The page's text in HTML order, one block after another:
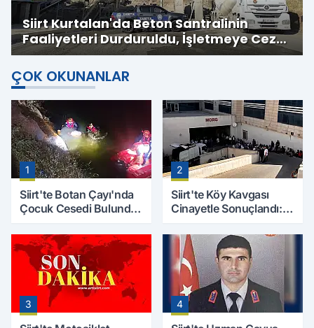
Siirt Kurtalan'da Beton Santralinin
Faaliyetleri Durduruldu, İşletmeye Cezai
İşlem Uygulandı
ÇOK OKUNANLAR
1
Siirt'te Botan Çayı'nda
Çocuk Cesedi Bulundu:
Çalışmaları Başlıyor
2
Siirt'te Köy Kavgası
Cinayetle Sonuçlandı:
Kaybetti
3 4